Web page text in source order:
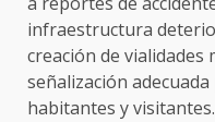
infraestructura
creación de vialidades
señalización
habitantes y visitantes.